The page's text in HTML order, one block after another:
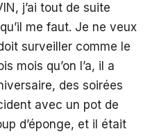
j’ai tout de suite
me faut. Je ne veux
surveiller comme le
mois qu’on l’a, il a
des soirées
avec un pot de
d’éponge, et il était